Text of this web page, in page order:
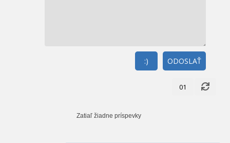
ODOSLAŤ
:)
01
Zatiaľ žiadne príspevky